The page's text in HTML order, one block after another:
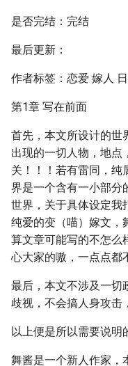
是否完结：完结
最后更新：
作者标签：恋爱 嫁人
第1章 写在前面
首先，本文所设计的世
出现的一切人物，地点
关！！！若有雷同，纯
界是一个含有一小部分
世界，关于具体设定我
纯爱的变（喵）嫁文，
算文章可能写的不怎么
心大家的嗷，一点点都
最后，本文不涉及一切
歧视，不会搞人身攻击
以上便是所以需要说明
舞酱是一个新人作家，